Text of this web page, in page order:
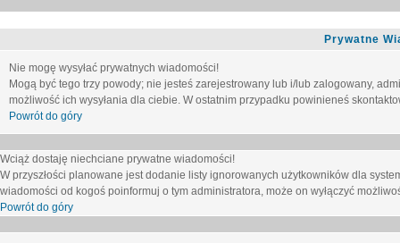
Prywatne
Nie mogę wysyłać prywatnych wiadomości!
Mogą być tego trzy powody; nie jesteś zarejestrowany lub i/lub zalogowany,
możliwość ich wysyłania dla ciebie. W ostatnim przypadku powinieneś
Powrót do góry
Wciąż dostaję niechciane prywatne wiadomości!
W przyszłości planowane jest dodanie listy ignorowanych użytkowników dla
wiadomości od kogoś poinformuj o tym administratora, może on wyłączyć
Powrót do góry